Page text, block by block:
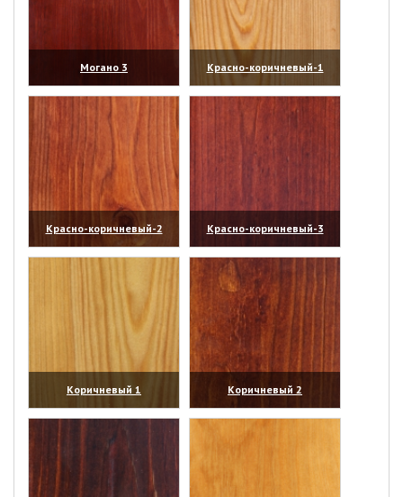
Могано 3
(увеличить)
Красно-коричневый-1
(увеличить)
Красно-коричневый-2
(увеличить)
Красно-коричневый-3
(увеличить)
Коричневый 1
(увеличить)
Коричневый 2
(увеличить)